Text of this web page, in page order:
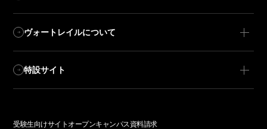
ヴォートレイルについて
特設サイト
受験生向けサイト オープンキャンパス 資料請求